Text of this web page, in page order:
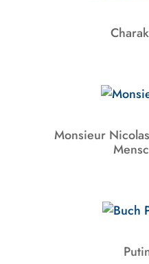
Monsieur